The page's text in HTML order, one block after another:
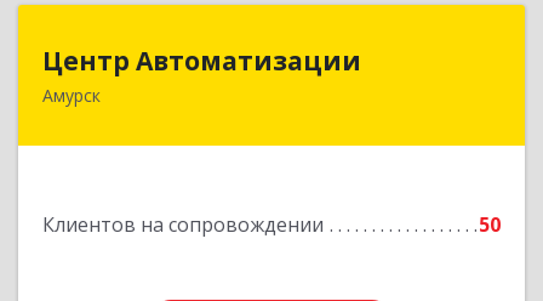
Центр Автоматизации
Амурск
Клиентов на сопровождении 50
682640, Хабаровский край, Амурск г, Мира пр-